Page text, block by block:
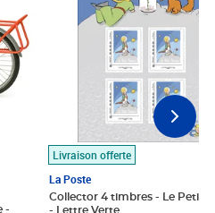
Livraison offerte
La Poste
Collector 4 timbres - Le Petit
- Lettre Verte